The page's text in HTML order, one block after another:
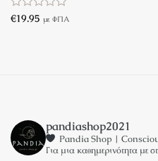
Βαθμολογήθηκε
€19.95 με ΦΠΑ
pandiashop2021
Pandia Shop |
Για μια καθημερινότητα με